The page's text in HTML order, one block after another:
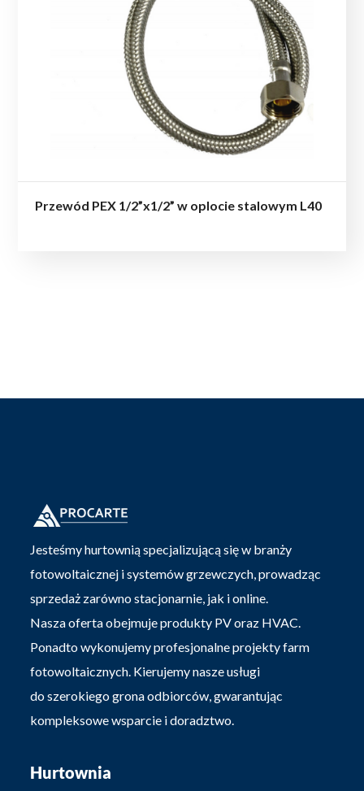
Przewód PEX 1/2”x1/2” w oplocie stalowym L40
Jesteśmy hurtownią specjalizującą się w branży
fotowoltaicznej i systemów grzewczych, prowadząc
sprzedaż zarówno stacjonarnie, jak i online.
Nasza oferta obejmuje produkty PV oraz HVAC.
Ponadto wykonujemy profesjonalne projekty farm
fotowoltaicznych. Kierujemy nasze usługi
do szerokiego grona odbiorców, gwarantując
kompleksowe wsparcie i doradztwo.
Hurtownia